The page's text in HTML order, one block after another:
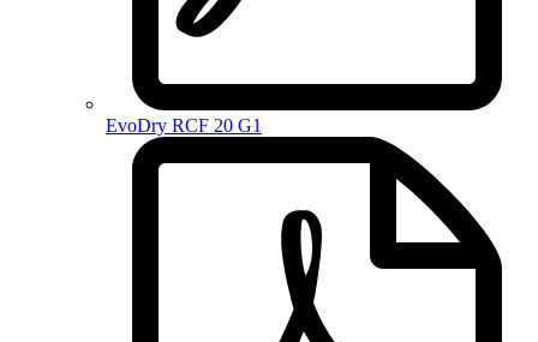
EvoDry RCF 20 G1